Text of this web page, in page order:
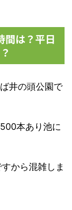
間は？平日
井の頭公園で
本あり池に
から混雑しま